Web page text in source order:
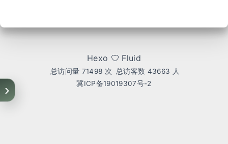
Hexo Fluid
总访问量 71498 次 总访客数 43663 人
冀ICP备19019307号-2
›